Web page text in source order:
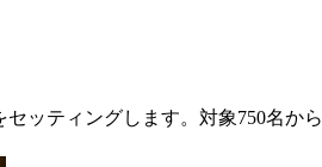
ッティングします。対象750名